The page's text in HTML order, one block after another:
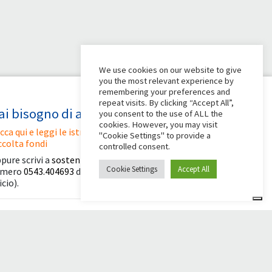
bisogno di aiuto?
qui e leggi le istruzioni per creare la tua
fondi
scrivi asostenitori@apg23.orgo chiama il
0543.404693 dal lunedì al venerdì (orari
We use cookies on our website to give
you the most relevant experience by
remembering your preferences and
repeat visits. By clicking “Accept All”,
you consent to the use of ALL the
cookies. However, you may visit
"Cookie Settings" to provide a
controlled consent.
Cookie Settings Accept All